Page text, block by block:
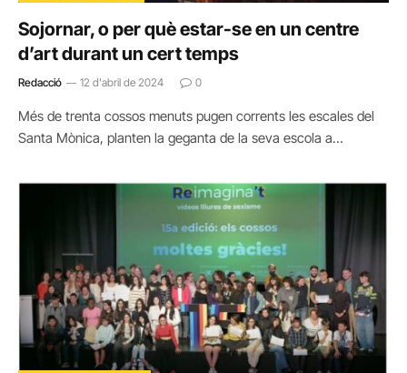
Sojornar, o per què estar-se en un centre
d’art durant un cert temps
Redacció 12 d'abril de 2024 0
Més de trenta cossos menuts pugen corrents les escales del
Santa Mònica, planten la geganta de la seva escola a…